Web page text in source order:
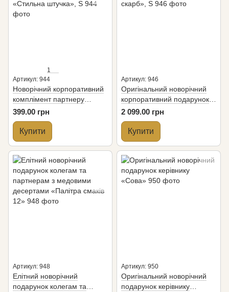
1
Артикул: 944
Новорiчний корпоративний
комплiмент партнеру
подарунок «Стильна
штучка», S
399.00 грн
Купити
Артикул: 946
Оригінальний новорічний
корпоративний подарунок
партнерам «Природний
скарб», S
2 099.00 грн
Купити
Артикул: 948
Елітний новорічний
подарунок колегам та
Артикул: 950
Оригінальний новорічний
подарунок керівнику